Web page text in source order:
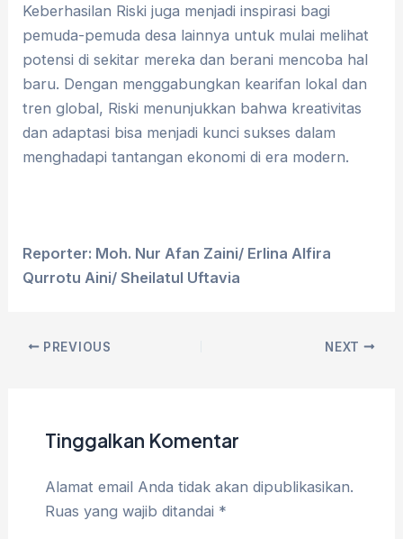
Keberhasilan Riski juga menjadi inspirasi bagi
pemuda-pemuda desa lainnya untuk mulai melihat
potensi di sekitar mereka dan berani mencoba hal
baru. Dengan menggabungkan kearifan lokal dan
tren global, Riski menunjukkan bahwa kreativitas
dan adaptasi bisa menjadi kunci sukses dalam
menghadapi tantangan ekonomi di era modern.
Reporter: Moh. Nur Afan Zaini/ Erlina Alfira
Qurrotu Aini/ Sheilatul Uftavia
PREVIOUS NEXT
Tinggalkan Komentar
Alamat email Anda tidak akan dipublikasikan.
Ruas yang wajib ditandai *